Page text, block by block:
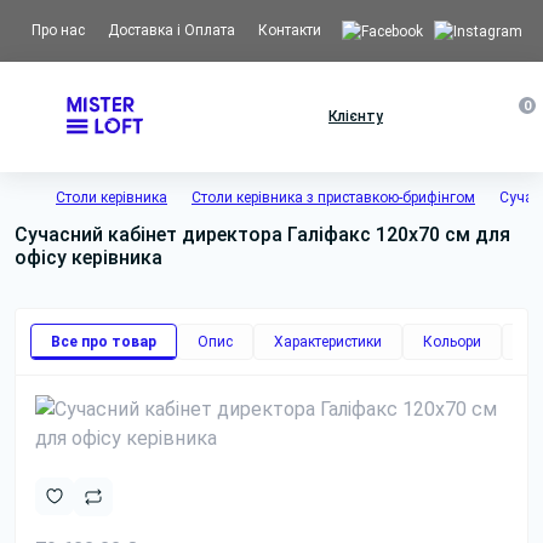
Про нас Доставка і Оплата Контакти
Клієнту
0
Столи керівника Столи керівника з приставкою-брифінгом
Сучасний кабінет директора Галіфакс 120x70 см для
офісу керівника
Все про товар Опис Характеристики Кольори